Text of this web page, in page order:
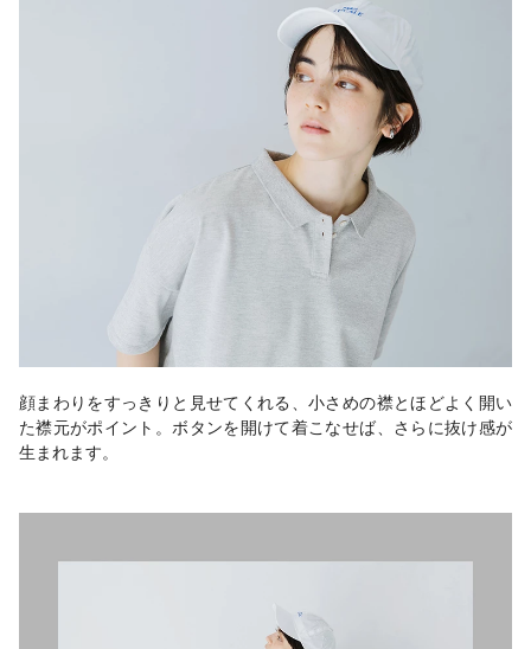
顔まわりをすっきりと見せてくれる、小さめの襟とほどよく開い
た襟元がポイント。ボタンを開けて着こなせば、さらに抜け感が
生まれます。